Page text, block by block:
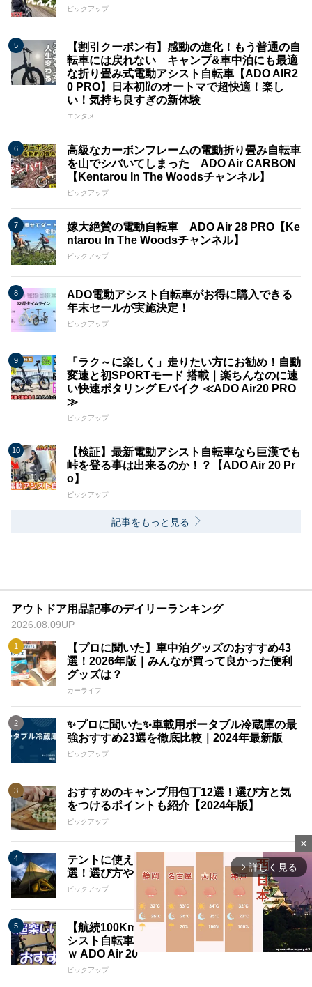
ピックアップ
【割引クーポン有】感動の進化！もう普通の自
転車には戻れない キャンプ&車中泊にも最適
な折り畳み式電動アシスト自転車【ADO AIR2
0 PRO】日本初⁉のオートマで超快適！楽し
い！気持ち良すぎの新体験
エンタメ
高級なカーボンフレームの電動折り畳み自転車
を山でシバいてしまった ADO Air CARBON
【Kentarou In The Woodsチャンネル】
ピックアップ
嫁大絶賛の電動自転車 ADO Air 28 PRO【Ke
ntarou In The Woodsチャンネル】
ピックアップ
ADO電動アシスト自転車がお得に購入できる
年末セールが実施決定！
ピックアップ
「ラク～に楽しく」走りたい方にお勧め！自動
変速と初SPORTモード 搭載｜楽ちんなのに速
い快速ポタリング Eバイク ≪ADO Air20 PRO
≫
ピックアップ
【検証】最新電動アシスト自転車なら巨漢でも
峠を登る事は出来るのか！？【ADO Air 20 Pr
o】
ピックアップ
記事をもっと見る
アウトドア用品記事のデイリーランキング
2026.08.09UP
【プロに聞いた】車中泊グッズのおすすめ43
選！2026年版｜みんなが買って良かった便利
グッズは？
カーライフ
✨プロに聞いた✨車載用ポータブル冷蔵庫の最
強おすすめ23選を徹底比較｜2024年最新版
ピックアップ
おすすめのキャンプ用包丁12選！選び方と気
をつけるポイントも紹介【2024年版】
ピックアップ
テントに使えるおすすめの防水加工グッズ13
選！選び方や使い方も解説【2024年版】
ピックアップ
【航続100Km】超カッコいい折り畳み電動ア
シスト自転車を検証してみたら楽しすぎたｗｗ
ｗ ADO Air 20
ピックアップ
close
arrow_forward_ios 詳しく見る